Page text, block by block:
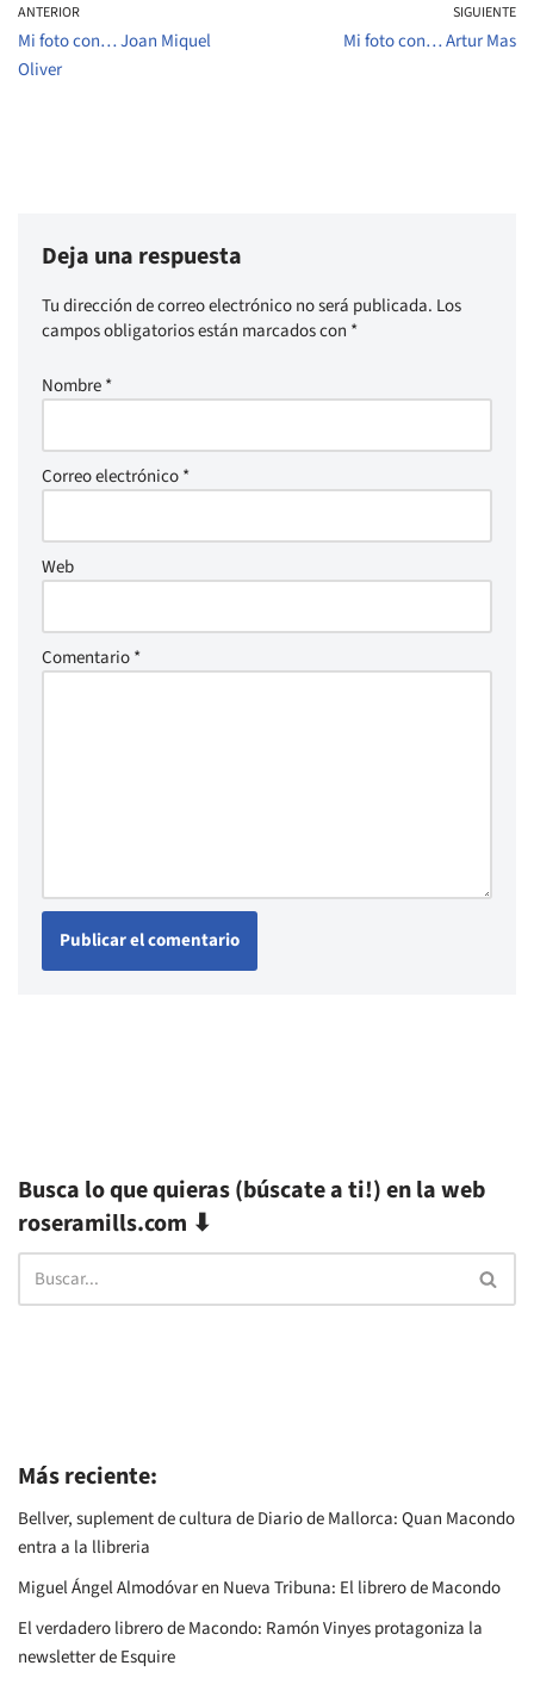
ANTERIOR
Mi foto con… Joan Miquel
Oliver
SIGUIENTE
Mi foto con… Artur Mas
Deja una respuesta
Tu dirección de correo electrónico no será publicada. Los
campos obligatorios están marcados con *
Nombre*
Correo electrónico*
Web
Comentario*
Busca lo que quieras (búscate a ti!) en la web
roseramills.com ⬇
Más reciente:
Bellver, suplement de cultura de Diario de Mallorca: Quan Macondo
entra a la llibreria
Miguel Ángel Almodóvar en Nueva Tribuna: El librero de Macondo
El verdadero librero de Macondo: Ramón Vinyes protagoniza la
newsletter de Esquire